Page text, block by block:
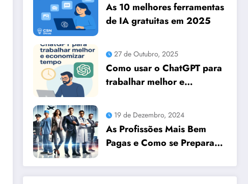
As 10 melhores ferramentas
de IA gratuitas em 2025
27 de Outubro, 2025
Como usar o ChatGPT para
trabalhar melhor e
19 de Dezembro, 2024
As Profissões Mais Bem
Pagas e Como se Preparar
Essenciais